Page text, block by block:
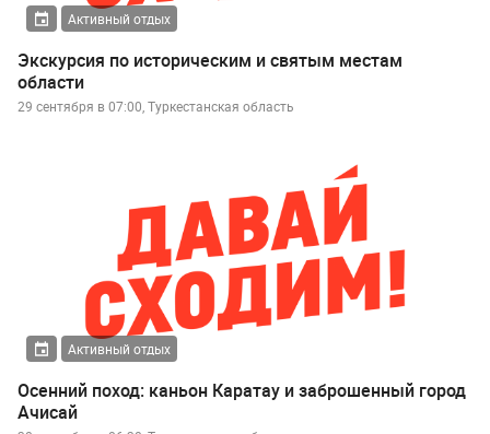
Активный отдых
Экскурсия по историческим и святым местам
области
29 сентября в 07:00, Туркестанская область
Активный отдых
Осенний поход: каньон Каратау и заброшенный город
Ачисай